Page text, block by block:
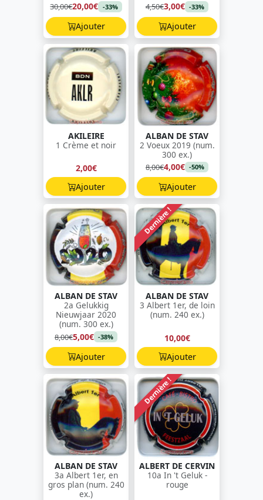
30,00€20,00€ -33%
Ajouter
4,50€3,00€ -33%
Ajouter
AKILEIRE
1 Crème et noir
2,00€
Ajouter
ALBAN DE STAV
2 Voeux 2019 (num.
300 ex.)
8,00€4,00€ -50%
Ajouter
ALBAN DE STAV
2a Gelukkig
Nieuwjaar 2020
(num. 300 ex.)
8,00€5,00€ -38%
Ajouter
Dernière !
ALBAN DE STAV
3 Albert 1er, de loin
(num. 240 ex.)
10,00€
Ajouter
ALBAN DE STAV
3a Albert 1er, en
gros plan (num. 240
ex.)
Dernière !
ALBERT DE CERVIN
10a In 't Geluk -
rouge